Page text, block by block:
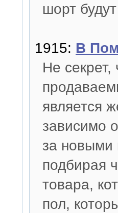
шорт
1915: В
Не
является
зависимо
за
подбирая
товара,
пол,